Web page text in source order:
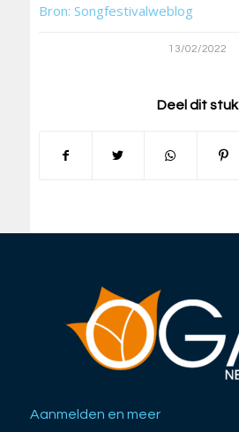
Bron: Songfestivalweblog
13/02/2022
Deel dit stuk
Aanmelden en meer